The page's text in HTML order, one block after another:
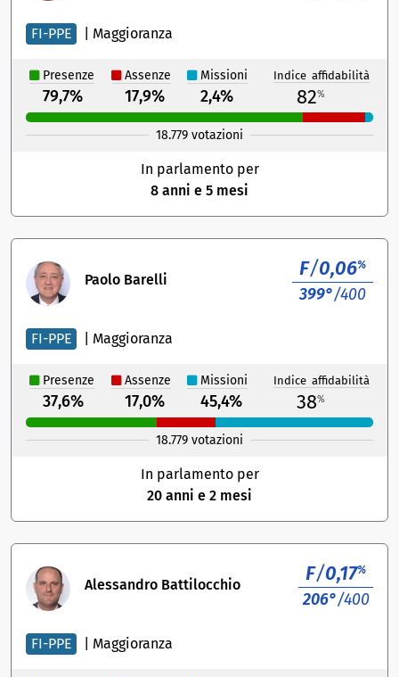
FI-PPE Maggioranza
Presenze Assenze Missioni Indice affidabilità
79,7% 17,9% 2,4% 82%
18.779 votazioni
In parlamento per
8 anni e 5 mesi
Paolo Barelli F/0,06%
399°/400
FI-PPE Maggioranza
Presenze Assenze Missioni Indice affidabilità
37,6% 17,0% 45,4% 38%
18.779 votazioni
In parlamento per
20 anni e 2 mesi
Alessandro Battilocchio F/0,17%
206°/400
FI-PPE Maggioranza